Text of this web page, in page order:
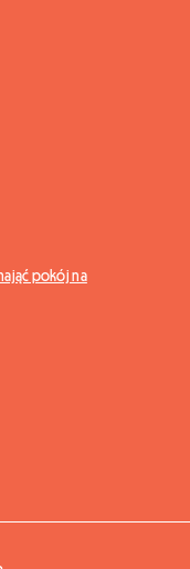
pokój na